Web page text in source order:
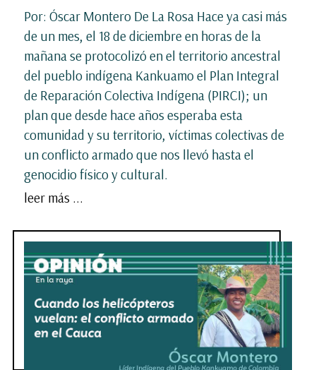
Por: Óscar Montero De La Rosa Hace ya casi más
de un mes, el 18 de diciembre en horas de la
mañana se protocolizó en el territorio ancestral
del pueblo indígena Kankuamo el Plan Integral
de Reparación Colectiva Indígena (PIRCI); un
plan que desde hace años esperaba esta
comunidad y su territorio, víctimas colectivas de
un conflicto armado que nos llevó hasta el
genocidio físico y cultural.
leer más ...